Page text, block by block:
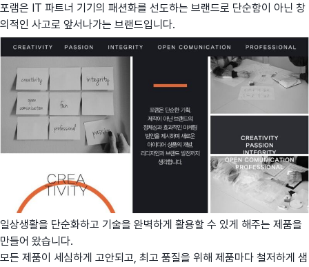
포램은 IT 파트너 기기의 패션화를 선도하는 브랜드로 단순함이 아닌 창
의적인 사고로 앞서나가는 브랜드입니다.
일상생활을 단순화하고 기술을 완벽하게 활용할 수 있게 해주는 제품을
만들어 왔습니다.
모든 제품이 세심하게 고안되고, 최고 품질을 위해 제품마다 철저하게 샘